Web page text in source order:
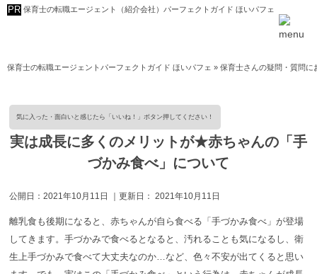
保育士の転職エージェント（紹介会社）パーフェクトガイド ほいパフェ
保育士の転職エージェントパーフェクトガイド ほいパフェ » 保育士さんの疑問・質問に
実は成長に多くのメリットが★赤ちゃんの「手
づかみ食べ」について
公開日：2021年10月11日 ｜更新日：2021年10月11日
離乳食も後期になると、赤ちゃんが自ら食べる「手づかみ食べ」が登場
してきます。手づかみで食べるとなると、汚れることも気になるし、衛
生上手づかみで食べて大丈夫なのか…など、色々不安が出てくると思い